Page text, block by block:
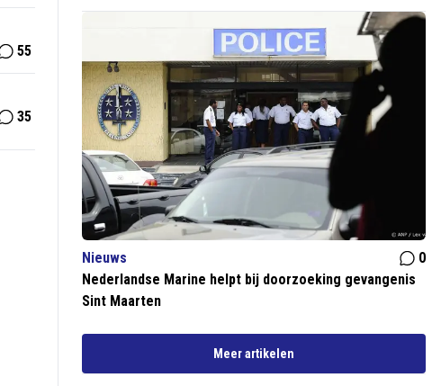
55
35
Nieuws
0
Nederlandse Marine helpt bij doorzoeking gevangenis
Sint Maarten
Meer artikelen